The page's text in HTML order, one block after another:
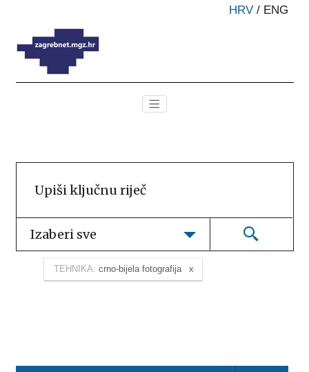
HRV / ENG
Izaberi sve
TEHNIKA: crno-bijela fotografija